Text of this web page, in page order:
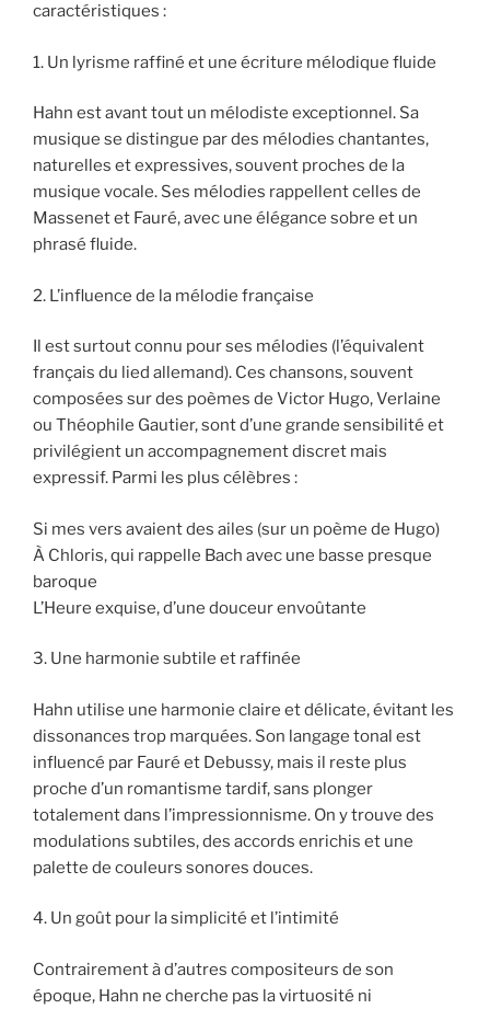
caractéristiques :
1. Un lyrisme raffiné et une écriture mélodique fluide
Hahn est avant tout un mélodiste exceptionnel. Sa
musique se distingue par des mélodies chantantes,
naturelles et expressives, souvent proches de la
musique vocale. Ses mélodies rappellent celles de
Massenet et Fauré, avec une élégance sobre et un
phrasé fluide.
2. L’influence de la mélodie française
Il est surtout connu pour ses mélodies (l’équivalent
français du lied allemand). Ces chansons, souvent
composées sur des poèmes de Victor Hugo, Verlaine
ou Théophile Gautier, sont d’une grande sensibilité et
privilégient un accompagnement discret mais
expressif. Parmi les plus célèbres :
Si mes vers avaient des ailes (sur un poème de Hugo)
À Chloris, qui rappelle Bach avec une basse presque
baroque
L’Heure exquise, d’une douceur envoûtante
3. Une harmonie subtile et raffinée
Hahn utilise une harmonie claire et délicate, évitant les
dissonances trop marquées. Son langage tonal est
influencé par Fauré et Debussy, mais il reste plus
proche d’un romantisme tardif, sans plonger
totalement dans l’impressionnisme. On y trouve des
modulations subtiles, des accords enrichis et une
palette de couleurs sonores douces.
4. Un goût pour la simplicité et l’intimité
Contrairement à d’autres compositeurs de son
époque, Hahn ne cherche pas la virtuosité ni